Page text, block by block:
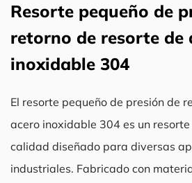
Resorte pequeño de
retorno de resorte de
inoxidable 304
El resorte pequeño de presión de
acero inoxidable 304 es un
calidad diseñado para diversas
industriales. Fabricado con